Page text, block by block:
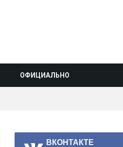
ОФИЦИАЛЬНО
ВКОНТАКТЕ